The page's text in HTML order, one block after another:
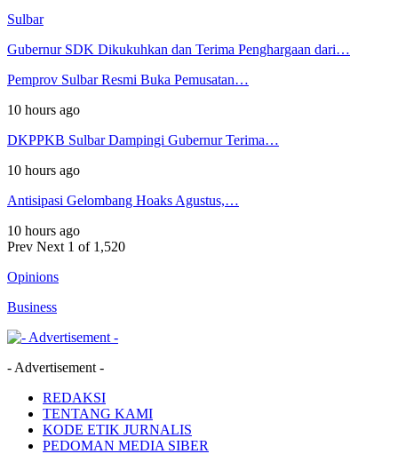
Sulbar
Gubernur SDK Dikukuhkan dan Terima Penghargaan dari…
Pemprov Sulbar Resmi Buka Pemusatan…
10 hours ago
DKPPKB Sulbar Dampingi Gubernur Terima…
10 hours ago
Antisipasi Gelombang Hoaks Agustus,…
10 hours ago
Prev Next 1 of 1,520
Opinions
Business
- Advertisement -
REDAKSI
TENTANG KAMI
KODE ETIK JURNALIS
PEDOMAN MEDIA SIBER